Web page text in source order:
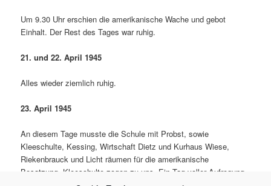
Um 9.30 Uhr erschien die amerikanische Wache und gebot
Einhalt. Der Rest des Ta­ges war ruhig.
21. und 22. April 1945
Alles wieder ziemlich ruhig.
23. April 1945
An diesem Tage musste die Schule mit Probst, sowie
Kleeschulte, Kessing, Wirtschaft Dietz und Kurhaus Wiese,
Riekenbr­auck und Licht räumen für die amerikanische
Besatzung, Kleeschulte zogen zu uns. Ein Tag voller Aufregung